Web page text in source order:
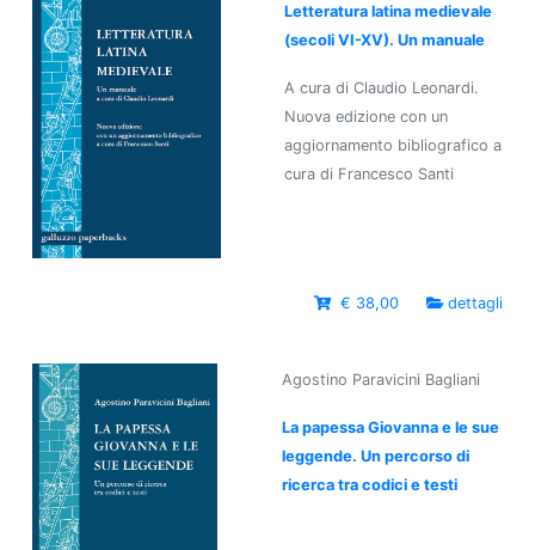
Letteratura latina medievale
(secoli VI-XV). Un manuale
A cura di Claudio Leonardi.
Nuova edizione con un
aggiornamento bibliografico a
cura di Francesco Santi
€ 38,00 dettagli
Agostino Paravicini Bagliani
La papessa Giovanna e le sue
leggende. Un percorso di
ricerca tra codici e testi